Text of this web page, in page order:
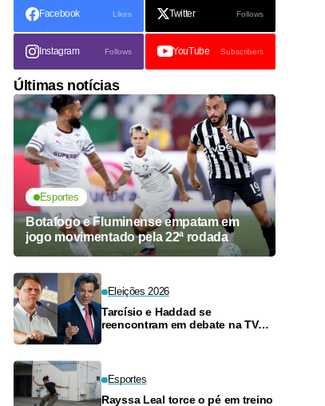
Facebook Likes Twitter Follows
Instagram Follows YouTube Subscribers
Últimas notícias
Esportes
Botafogo e Fluminense empatam em
jogo movimentado pela 22ª rodada
Eleições 2026
Tarcísio e Haddad se
reencontram em debate na TV
Esportes
Rayssa Leal torce o pé em treino